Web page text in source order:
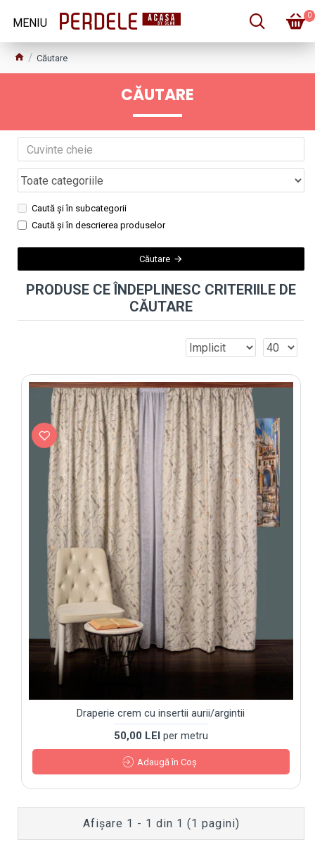
0
Căutare
CĂUTARE
Caută și în subcategorii
Caută și în descrierea produselor
Căutare
PRODUSE CE ÎNDEPLINESC CRITERIILE DE
CĂUTARE
Draperie crem cu insertii aurii/argintii
50,00 LEI per metru
Adaugă în Coş
Afişare 1 - 1 din 1 (1 pagini)